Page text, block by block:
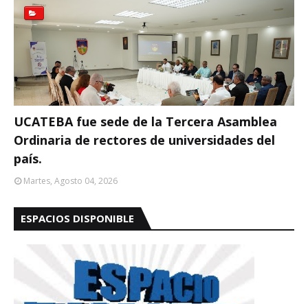
UCATEBA fue sede de la Tercera Asamblea
Ordinaria de rectores de universidades del
país.
Martes, Agosto 04, 2026
ESPACIOS DISPONIBLE